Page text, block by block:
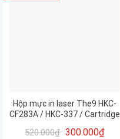
Hộp mực in laser The9 HKC-
CF283A / HKC-337 / Cartridge
520.000₫ 300.000₫